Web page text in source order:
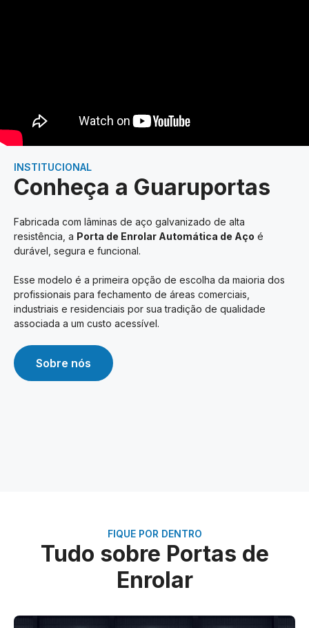
INSTITUCIONAL
Conheça a Guaruportas
Fabricada com lâminas de aço galvanizado de alta
resistência, a Porta de Enrolar Automática de Aço é
durável, segura e funcional.
Esse modelo é a primeira opção de escolha da maioria dos
profissionais para fechamento de áreas comerciais,
industriais e residenciais por sua tradição de qualidade
associada a um custo acessível.
Sobre nós
FIQUE POR DENTRO
Tudo sobre Portas de
Enrolar